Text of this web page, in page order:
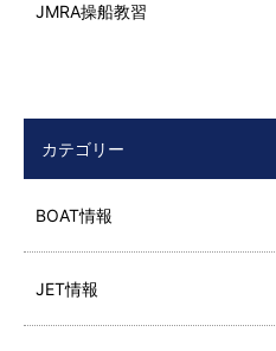
JMRA操船教習
カテゴリー
BOAT情報
JET情報